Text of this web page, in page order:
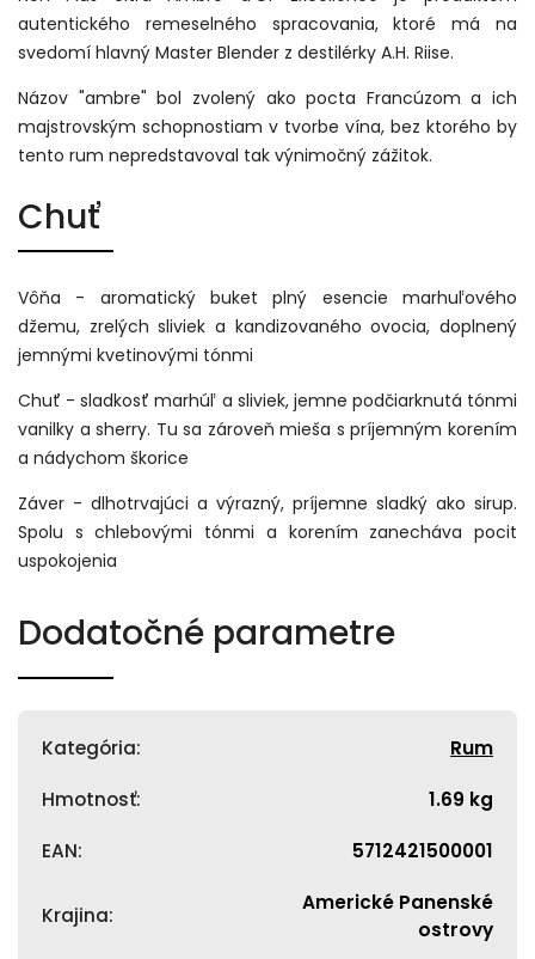
autentického remeselného spracovania, ktoré má na
svedomí hlavný Master Blender z destilérky A.H. Riise.
Názov "ambre" bol zvolený ako pocta Francúzom a ich
majstrovským schopnostiam v tvorbe vína, bez ktorého by
tento rum nepredstavoval tak výnimočný zážitok.
Chuť
Vôňa - aromatický buket plný esencie marhuľového
džemu, zrelých sliviek a kandizovaného ovocia, doplnený
jemnými kvetinovými tónmi
Chuť - sladkosť marhúľ a sliviek, jemne podčiarknutá tónmi
vanilky a sherry. Tu sa zároveň mieša s príjemným korením
a nádychom škorice
Záver - dlhotrvajúci a výrazný, príjemne sladký ako sirup.
Spolu s chlebovými tónmi a korením zanecháva pocit
uspokojenia
Dodatočné parametre
Kategória: Rum
Hmotnosť: 1.69 kg
EAN: 5712421500001
Krajina:
Americké Panenské
ostrovy